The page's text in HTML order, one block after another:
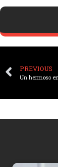
PREVIOUS